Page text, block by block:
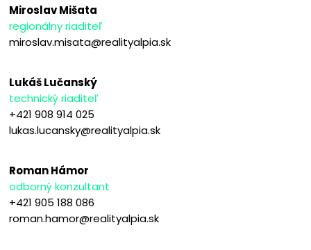
Miroslav Mišata
regionálny riaditeľ
miroslav.misata@realityalpia.sk
Lukáš Lučanský
technický riaditeľ
+421 908 914 025
lukas.lucansky@realityalpia.sk
Roman Hámor
odborný konzultant
+421 905 188 086
roman.hamor@realityalpia.sk